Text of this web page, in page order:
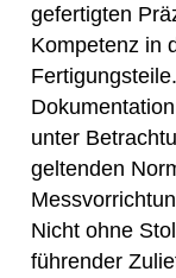
gefertigten
Kompetenz in
unter
geltenden
Nicht ohne
führender